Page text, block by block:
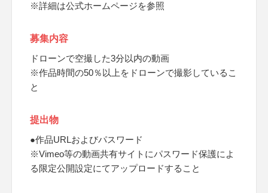
※詳細は公式ホームページを参照
募集内容
ドローンで空撮した3分以内の動画
※作品時間の50％以上をドローンで撮影しているこ
と
提出物
●作品URLおよびパスワード
※Vimeo等の動画共有サイトにパスワード保護によ
る限定公開設定にてアップロードすること